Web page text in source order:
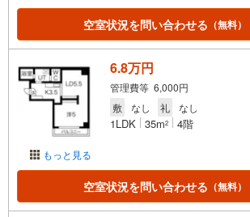
空室状況を問い合わせる （無料）
もっと見る
6.8万円
管理費等 6,000円
敷
なし 礼 なし
1LDK 35m2 4階
空室状況を問い合わせる （無料）